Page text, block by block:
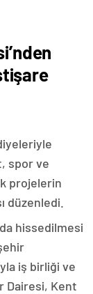
spor ve
projelerin
düzenledi.
hissedilmesi
iş birliği ve
Dairesi, Kent